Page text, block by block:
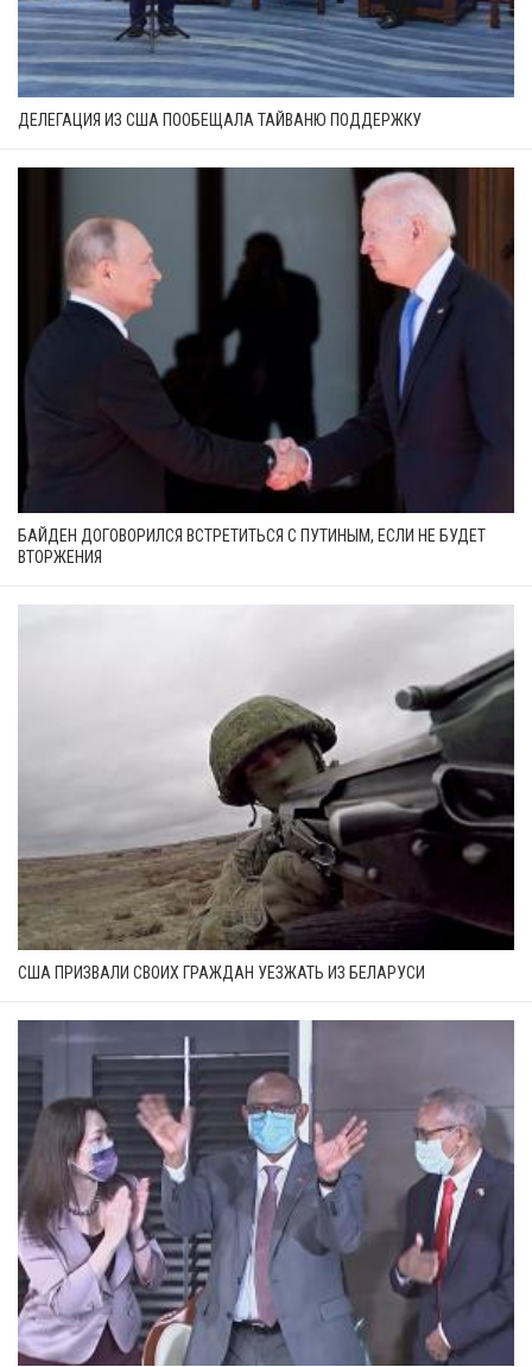
ДЕЛЕГАЦИЯ ИЗ США ПООБЕЩАЛА ТАЙВАНЮ ПОДДЕРЖКУ
БАЙДЕН ДОГОВОРИЛСЯ ВСТРЕТИТЬСЯ С ПУТИНЫМ, ЕСЛИ НЕ БУДЕТ
ВТОРЖЕНИЯ
США ПРИЗВАЛИ СВОИХ ГРАЖДАН УЕЗЖАТЬ ИЗ БЕЛАРУСИ